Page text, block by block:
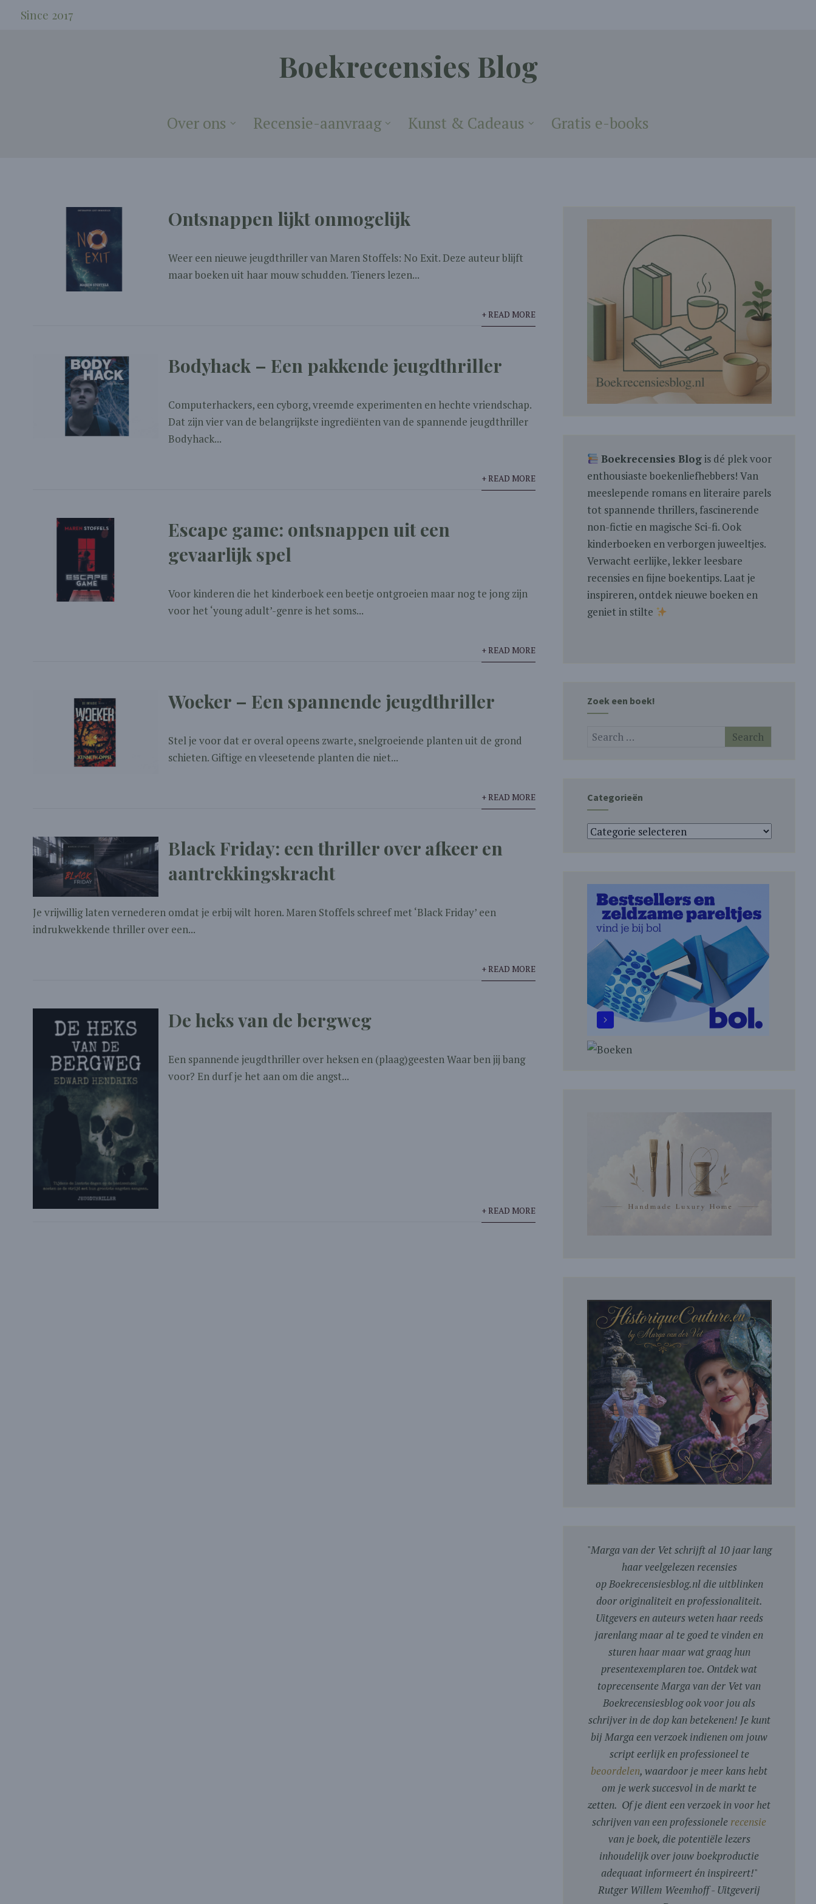
Since 2017
Boekrecensies Blog
Over ons Recensie-aanvraag Kunst & Cadeaus Gratis e-books
Ontsnappen lijkt onmogelijk
Weer een nieuwe jeugdthriller van Maren Stoffels: No Exit. Deze auteur blijft
maar boeken uit haar mouw schudden. Tieners lezen...
+ READ MORE
Bodyhack – Een pakkende jeugdthriller
Computerhackers, een cyborg, vreemde experimenten en hechte vriendschap.
Dat zijn vier van de belangrijkste ingrediënten van de spannende jeugdthriller
Bodyhack...
+ READ MORE
Escape game: ontsnappen uit een
gevaarlijk spel
Voor kinderen die het kinderboek een beetje ontgroeien maar nog te jong zijn
voor het ‘young adult’-genre is het soms...
+ READ MORE
Woeker – Een spannende jeugdthriller
Stel je voor dat er overal opeens zwarte, snelgroeiende planten uit de grond
schieten. Giftige en vleesetende planten die niet...
+ READ MORE
Black Friday: een thriller over afkeer en
aantrekkingskracht
Je vrijwillig laten vernederen omdat je erbij wilt horen. Maren Stoffels schreef met ‘Black Friday’ een
indrukwekkende thriller over een...
+ READ MORE
De heks van de bergweg
Een spannende jeugdthriller over heksen en (plaag)geesten Waar ben jij bang
voor? En durf je het aan om die angst...
+ READ MORE
Boekrecensies Blogis dé plek voor
enthousiaste boekenliefhebbers! Van
meeslepende romans en literaire parels
tot spannende thrillers, fascinerende
non-fictie en magische Sci-fi. Ook
kinderboeken en verborgen juweeltjes.
Verwacht eerlijke, lekker leesbare
recensies en fijne boekentips. Laat je
inspireren, ontdek nieuwe boeken en
geniet in stilte
Zoek een boek!
Categorieën
Categorieën
"Marga van der Vet schrijft al 10 jaar lang
haar veelgelezen recensies
op Boekrecensiesblog.nl die uitblinken
door originaliteit en professionaliteit.
Uitgevers en auteurs weten haar reeds
jarenlang maar al te goed te vinden en
sturen haar maar wat graag hun
presentexemplaren toe. Ontdek wat
toprecensente Marga van der Vet van
Boekrecensiesblog ook voor jou als
schrijver in de dop kan betekenen! Je kunt
bij Marga een verzoek indienen om jouw
script eerlijk en professioneel te
beoordelen, waardoor je meer kans hebt
om je werk succesvol in de markt te
zetten. Of je dient een verzoek in voor het
schrijven van een professionele recensie
van je boek, die potentiële lezers
inhoudelijk over jouw boekproductie
adequaat informeert én inspireert!"
Rutger Willem Weemhoff - Uitgeverij